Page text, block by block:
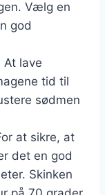
Vælg en
god
At lave
tid til
sødmen
at sikre, at
det en god
Skinken